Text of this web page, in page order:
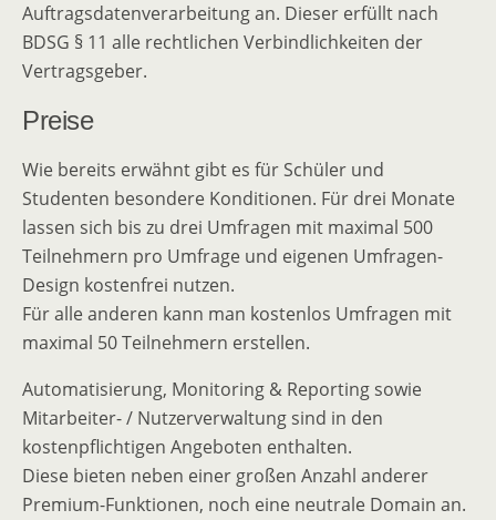
Auftragsdatenverarbeitung an. Dieser erfüllt nach
BDSG § 11 alle rechtlichen Verbindlichkeiten der
Vertragsgeber.
Preise
Wie bereits erwähnt gibt es für Schüler und
Studenten besondere Konditionen. Für drei Monate
lassen sich bis zu drei Umfragen mit maximal 500
Teilnehmern pro Umfrage und eigenen Umfragen-
Design kostenfrei nutzen.
Für alle anderen kann man kostenlos Umfragen mit
maximal 50 Teilnehmern erstellen.
Automatisierung, Monitoring & Reporting sowie
Mitarbeiter- / Nutzerverwaltung sind in den
kostenpflichtigen Angeboten enthalten.
Diese bieten neben einer großen Anzahl anderer
Premium-Funktionen, noch eine neutrale Domain an.